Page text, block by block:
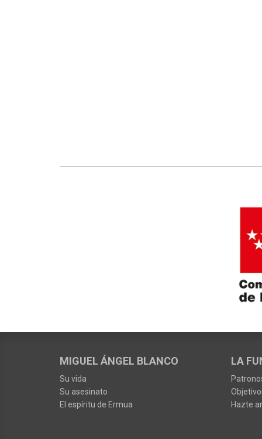
MIGUEL ÁNGEL BLANCO
Su vida
Su asesinato
El espíritu de Ermua
LA
Hazte